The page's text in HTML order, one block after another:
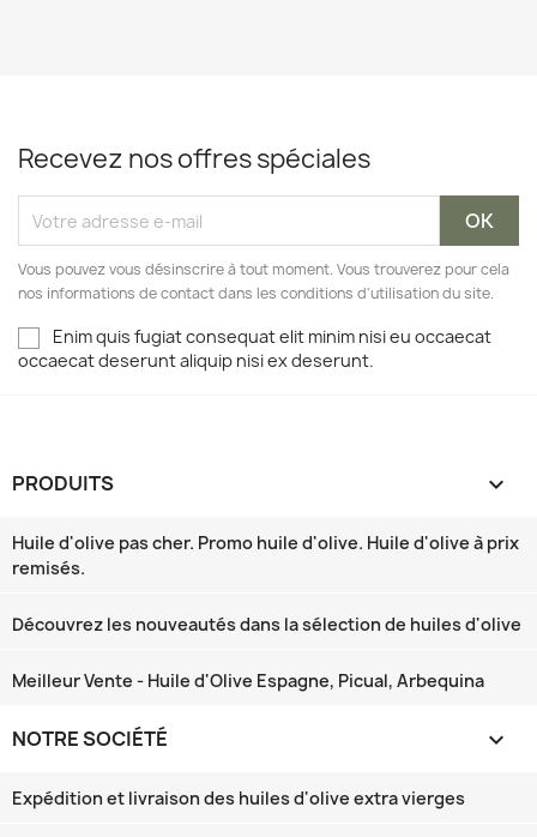
Recevez nos offres spéciales
Vous pouvez vous désinscrire à tout moment. Vous trouverez pour cela
nos informations de contact dans les conditions d'utilisation du site.
Enim quis fugiat consequat elit minim nisi eu occaecat
occaecat deserunt aliquip nisi ex deserunt.
PRODUITS 
Huile d'olive pas cher. Promo huile d'olive. Huile d'olive à prix
remisés.
Découvrez les nouveautés dans la sélection de huiles d'olive
Meilleur Vente - Huile d'Olive Espagne, Picual, Arbequina
NOTRE SOCIÉTÉ 
Expédition et livraison des huiles d'olive extra vierges